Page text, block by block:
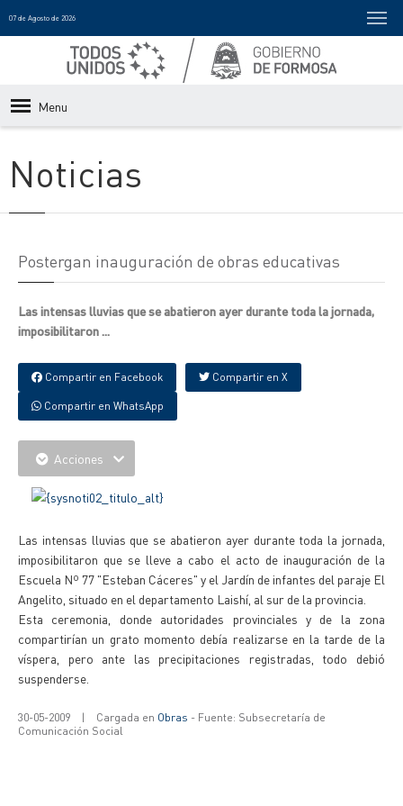
07 de Agosto de 2026
Menu
Noticias
Postergan inauguración de obras educativas
Las intensas lluvias que se abatieron ayer durante toda la jornada,
imposibilitaron ...
Compartir en Facebook Compartir en X
Compartir en WhatsApp
Acciones
Las intensas lluvias que se abatieron ayer durante toda la jornada,
imposibilitaron que se lleve a cabo el acto de inauguración de la
Escuela Nº 77 "Esteban Cáceres" y el Jardín de infantes del paraje El
Angelito, situado en el departamento Laishí, al sur de la provincia.
Esta ceremonia, donde autoridades provinciales y de la zona
compartirían un grato momento debía realizarse en la tarde de la
víspera, pero ante las precipitaciones registradas, todo debió
suspenderse.
30-05-2009 | Cargada en Obras - Fuente: Subsecretaría de
Comunicación Social